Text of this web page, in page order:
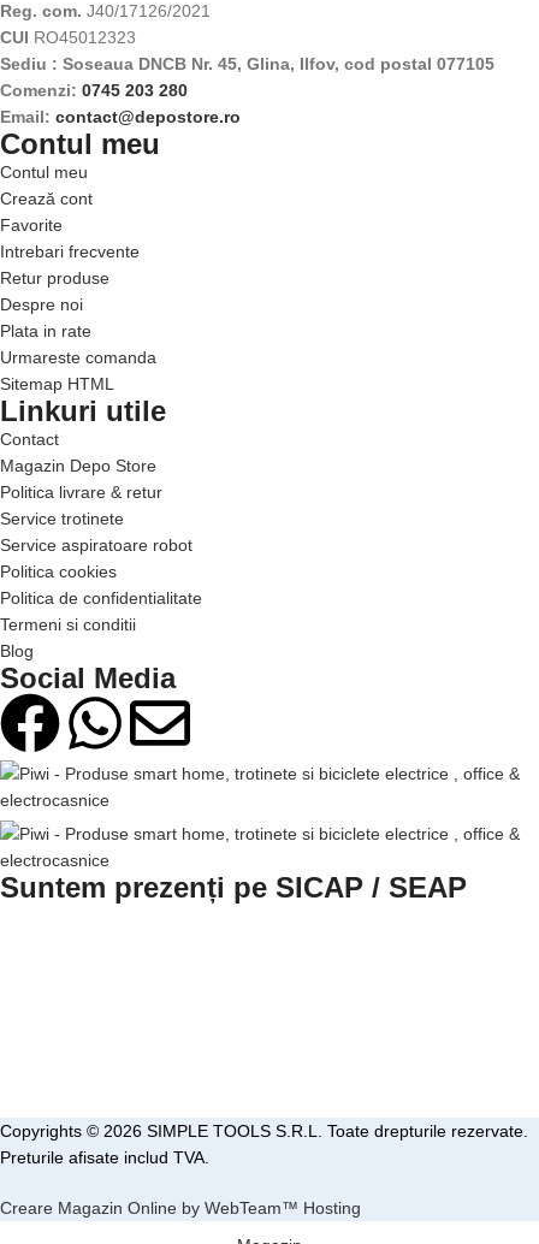
Reg. com. J40/17126/2021
CUI RO45012323
Sediu : Soseaua DNCB Nr. 45, Glina, Ilfov, cod postal 077105
Comenzi: 0745 203 280
Email: contact@depostore.ro
Contul meu
Contul meu
Crează cont
Favorite
Intrebari frecvente
Retur produse
Despre noi
Plata in rate
Urmareste comanda
Sitemap HTML
Linkuri utile
Contact
Magazin Depo Store
Politica livrare & retur
Service trotinete
Service aspiratoare robot
Politica cookies
Politica de confidentialitate
Termeni si conditii
Blog
Social Media
Suntem prezenți pe SICAP / SEAP
Copyrights © 2026 SIMPLE TOOLS S.R.L. Toate drepturile rezervate.
Preturile afisate includ TVA.
Creare Magazin Online by WebTeam™ Hosting